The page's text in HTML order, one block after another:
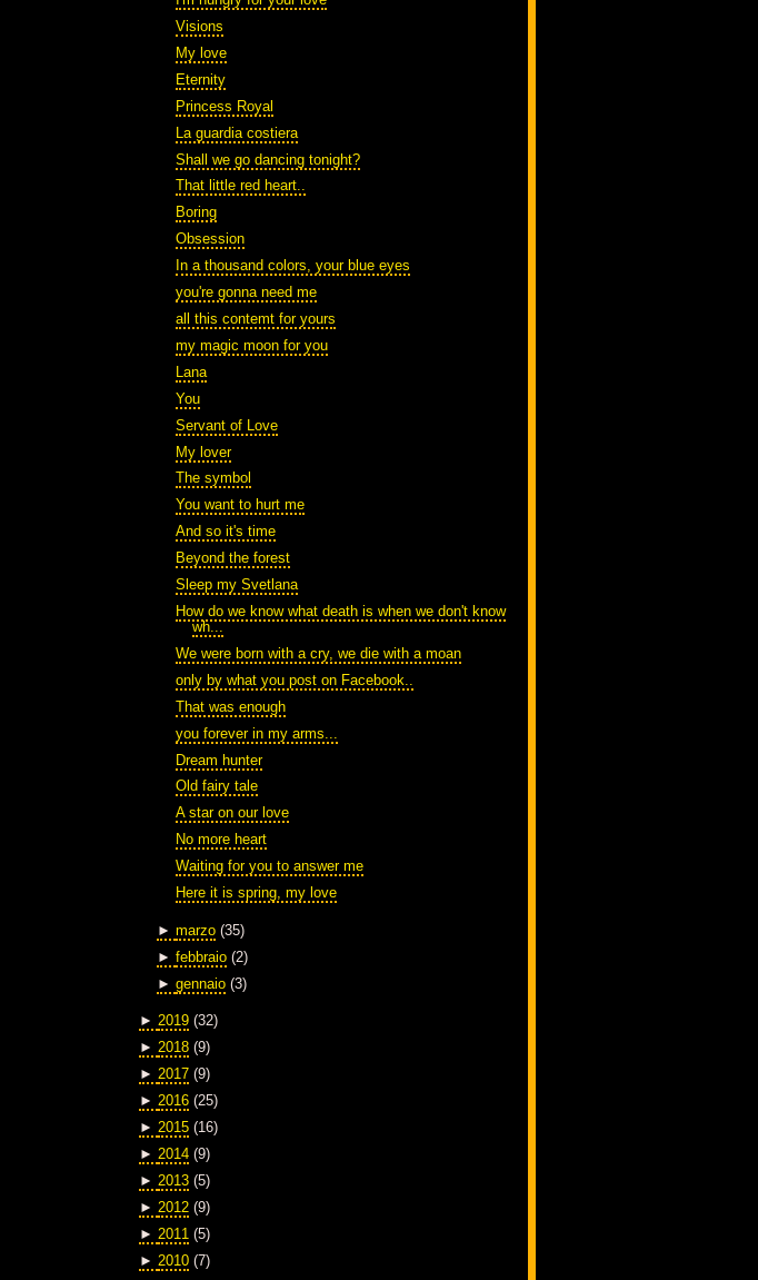
Visions
My love
Eternity
Princess Royal
La guardia costiera
Shall we go dancing tonight?
That little red heart..
Boring
Obsession
In a thousand colors, your blue eyes
you're gonna need me
all this contemt for yours
my magic moon for you
Lana
You
Servant of Love
My lover
The symbol
You want to hurt me
And so it's time
Beyond the forest
Sleep my Svetlana
How do we know what death is when we don't know
wh...
We were born with a cry, we die with a moan
only by what you post on Facebook..
That was enough
you forever in my arms...
Dream hunter
Old fairy tale
A star on our love
No more heart
Waiting for you to answer me
Here it is spring, my love
► marzo (35)
► febbraio (2)
► gennaio (3)
► 2019 (32)
► 2018 (9)
► 2017 (9)
► 2016 (25)
► 2015 (16)
► 2014 (9)
► 2013 (5)
► 2012 (9)
► 2011 (5)
► 2010 (7)